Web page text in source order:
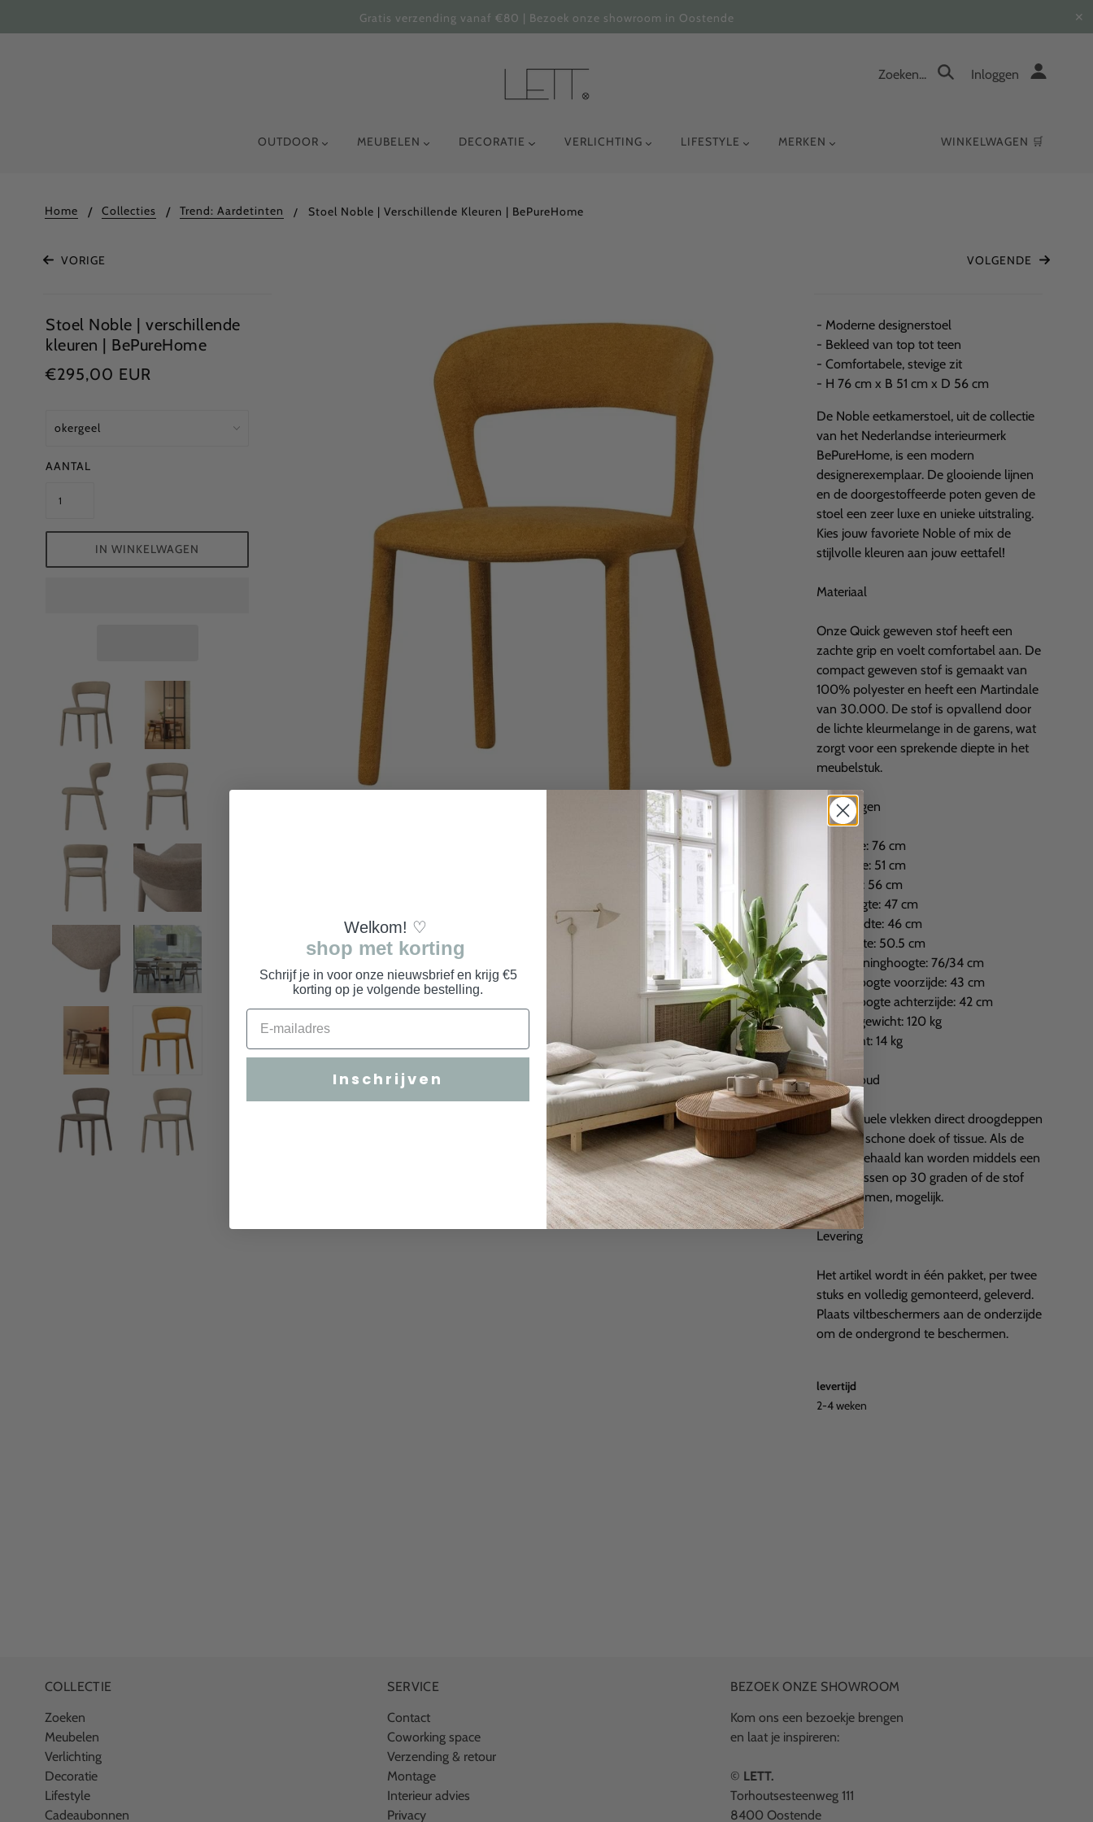
Gratis verzending vanaf €80 | Bezoek onze showroom in Oostende ✕
Zoeken... Inloggen
OUTDOOR MEUBELEN DECORATIE VERLICHTING LIFESTYLE MERKEN WINKELWAGEN 🛒
Home Collecties Trend: Aardetinten Stoel Noble | Verschillende Kleuren | BePureHome
VORIGE VOLGENDE
Stoel Noble | verschillende
kleuren | BePureHome
€295,00 EUR
AANTAL
IN WINKELWAGEN
- Moderne designerstoel
- Bekleed van top tot teen
- Comfortabele, stevige zit
- H 76 cm x B 51 cm x D 56 cm
De Noble eetkamerstoel, uit de collectie
van het Nederlandse interieurmerk
BePureHome, is een modern
designerexemplaar. De glooiende lijnen
en de doorgestoffeerde poten geven de
stoel een zeer luxe en unieke uitstraling.
Kies jouw favoriete Noble of mix de
stijlvolle kleuren aan jouw eettafel!
Materiaal
Onze Quick geweven stof heeft een
zachte grip en voelt comfortabel aan. De
compact geweven stof is gemaakt van
100% polyester en heeft een Martindale
van 30.000. De stof is opvallend door
de lichte kleurmelange in de garens, wat
zorgt voor een sprekende diepte in het
meubelstuk.
Afmetingen
- Hoogte: 76 cm
- Breedte: 51 cm
- Diepte: 56 cm
- Zithoogte: 47 cm
- Zitbreedte: 46 cm
- Zitdiepte: 50.5 cm
- Rugleuninghoogte: 76/34 cm
- Poothoogte voorzijde: 43 cm
- Poothoogte achterzijde: 42 cm
- Draaggewicht: 120 kg
- Gewicht: 14 kg
Onderhoud
Bij eventuele vlekken direct droogdeppen
met een schone doek of tissue. Als de
stof losgehaald kan worden middels een
rits is wassen op 30 graden of de stof
laten stomen, mogelijk.
Levering
Het artikel wordt in één pakket, per twee
stuks en volledig gemonteerd, geleverd.
Plaats viltbeschermers aan de onderzijde
om de ondergrond te beschermen.
levertijd
2-4 weken
COLLECTIE
Zoeken
Meubelen
Verlichting
Decoratie
Lifestyle
Cadeaubonnen
SERVICE
Contact
Coworking space
Verzending & retour
Montage
Interieur advies
Privacy
BEZOEK ONZE SHOWROOM
Kom ons een bezoekje brengen
en laat je inspireren:
© LETT.
Torhoutsesteenweg 111
8400 Oostende
Welkom! ♡
shop met korting
Schrijf je in voor onze nieuwsbrief en krijg €5
korting op je volgende bestelling.
Inschrijven